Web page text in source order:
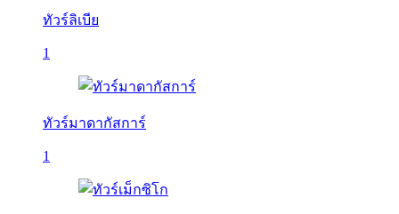
ทัวร์ลิเบีย
1
ทัวร์มาดากัสการ์
1